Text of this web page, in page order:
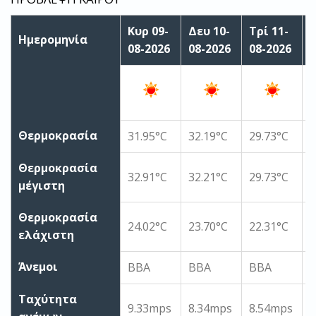
Ημερομηνία
Κυρ 09-
08-2026
Δευ 10-
08-2026
Τρί 11-
08-2026
Θερμοκρασία 31.95°C 32.19°C 29.73°C
Θερμοκρασία
μέγιστη
32.91°C 32.21°C 29.73°C
Θερμοκρασία
ελάχιστη
24.02°C 23.70°C 22.31°C
Άνεμοι ΒΒΑ ΒΒΑ ΒΒΑ
Ταχύτητα
9.33mps 8.34mps 8.54mps